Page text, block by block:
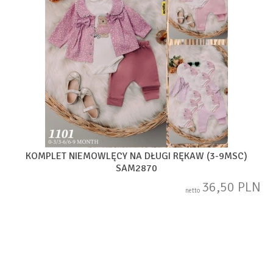
KOMPLET NIEMOWLĘCY NA DŁUGI RĘKAW (3-9MSC)
SAM2870
netto 36,50 PLN